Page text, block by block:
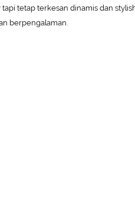
tapi tetap terkesan dinamis dan
berpengalaman.